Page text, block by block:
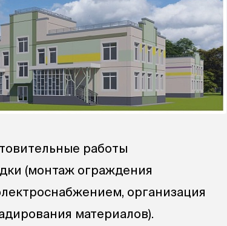
работы
(монтаж ограждения
организация